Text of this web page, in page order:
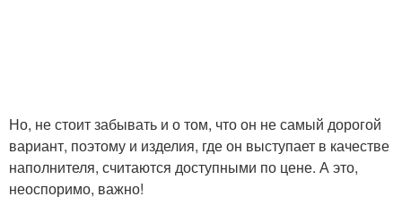
Но, не стоит забывать и о том, что он не самый дорогой
вариант, поэтому и изделия, где он выступает в качестве
наполнителя, считаются доступными по цене. А это,
неоспоримо, важно!